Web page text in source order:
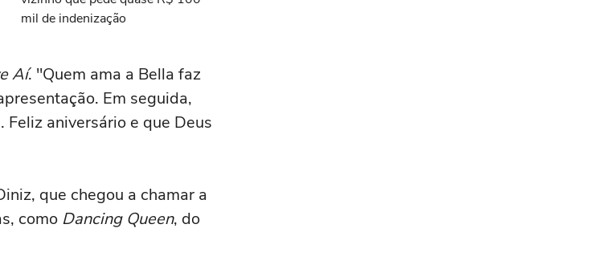
mil de indenização
Aí. "Quem ama a Bella faz
Em seguida,
aniversário e que Deus
que chegou a chamar a
como Dancing Queen, do